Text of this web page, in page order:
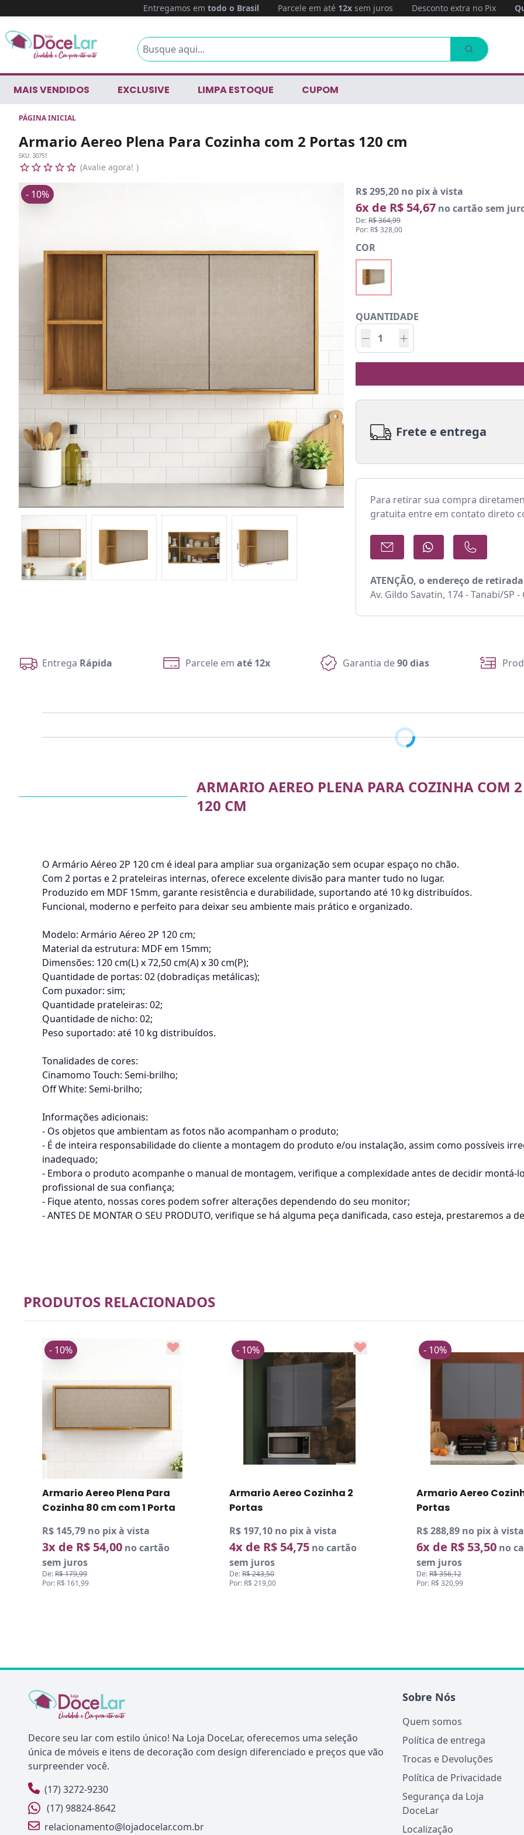
Entregamos em todo o Brasil Parcele em até 12xsem juros Desconto extra no Pix
MAIS VENDIDOS EXCLUSIVE LIMPA ESTOQUE CUPOM
PÁGINA INICIAL
Armario Aereo Plena Para Cozinha com 2 Portas 120 cm
SKU: 30751
Avalie agora!
R$ 295,20 no pix à vista
6x de R$ 54,67 no cartão sem
De:R$ 364,99
Por: R$ 328,00
- 10%
COR
QUANTIDADE
Frete e entrega
Para retirar sua compra
gratuita entre em contato direto
ATENÇÃO, o endereço de
Av. Gildo Savatin, 174 - Tanabi/SP -
Entrega Rápida Parcele em até 12x Garantia de90 dias
ARMARIO AEREO PLENA PARA COZINHA COM 2
120 CM
O Armário Aéreo 2P 120 cm é ideal para ampliar sua organização sem ocupar espaço no chão.
Com 2 portas e 2 prateleiras internas, oferece excelente divisão para manter tudo no lugar.
Produzido em MDF 15mm, garante resistência e durabilidade, suportando até 10 kg distribuídos.
Funcional, moderno e perfeito para deixar seu ambiente mais prático e organizado.
Modelo: Armário Aéreo 2P 120 cm;
Material da estrutura: MDF em 15mm;
Dimensões: 120 cm(L) x 72,50 cm(A) x 30 cm(P);
Quantidade de portas: 02 (dobradiças metálicas);
Com puxador: sim;
Quantidade prateleiras: 02;
Quantidade de nicho: 02;
Peso suportado: até 10 kg distribuídos.
Tonalidades de cores:
Cinamomo Touch: Semi-brilho;
Off White: Semi-brilho;
Informações adicionais:
- Os objetos que ambientam as fotos não acompanham o produto;
- É de inteira responsabilidade do cliente a montagem do produto e/ou instalação, assim como possíveis
inadequado;
- Embora o produto acompanhe o manual de montagem, verifique a complexidade antes de decidir
profissional de sua confiança;
- Fique atento, nossas cores podem sofrer alterações dependendo do seu monitor;
- ANTES DE MONTAR O SEU PRODUTO, verifique se há alguma peça danificada, caso esteja, prestaremos
PRODUTOS RELACIONADOS
Aereo Plena Para
80 cm com 1 Porta
no pix à vista
R$ 54,00no cartão
Armario Aereo Cozinha 2
Portas
R$ 197,10 no pix à vista
4x de R$ 54,75no cartão
- 10%
Armario Aereo Cozinha 3
R$ 288,89 no pix à vista
6x de R$ 53,50no cartão
- 10%
Decore seu lar com estilo único! Na Loja DoceLar, oferecemos uma seleção
única de móveis e itens de decoração com design diferenciado e preços que vão
surpreender você.
(17) 3272-9230
(17) 98824-8642
relacionamento@lojadocelar.com.br
Sobre Nós
Quem somos
Política de entrega
Trocas e Devoluções
Política de Privacidade
Segurança da Loja
DoceLar
Localização